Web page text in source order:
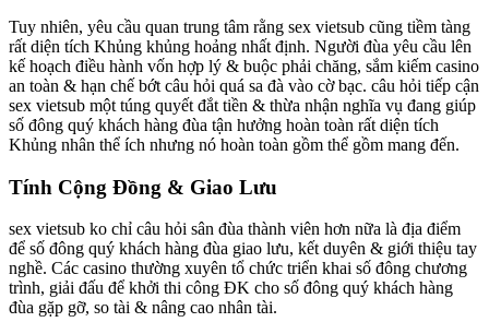
Tuy nhiên, yêu cầu quan trung tâm rằng sex vietsub cũng tiềm tàng
rất diện tích Khủng khủng hoảng nhất định. Người đùa yêu cầu lên
kế hoạch điều hành vốn hợp lý & buộc phải chăng, sắm kiếm casino
an toàn & hạn chế bớt câu hỏi quá sa đà vào cờ bạc. câu hỏi tiếp cận
sex vietsub một túng quyết đắt tiền & thừa nhận nghĩa vụ đang giúp
số đông quý khách hàng đùa tận hưởng hoàn toàn rất diện tích
Khủng nhân thể ích nhưng nó hoàn toàn gồm thể gồm mang đến.
Tính Cộng Đồng & Giao Lưu
sex vietsub ko chỉ câu hỏi sân đùa thành viên hơn nữa là địa điểm
để số đông quý khách hàng đùa giao lưu, kết duyên & giới thiệu tay
nghề. Các casino thường xuyên tổ chức triển khai số đông chương
trình, giải đấu để khởi thi công ĐK cho số đông quý khách hàng
đùa gặp gỡ, so tài & nâng cao nhân tài.